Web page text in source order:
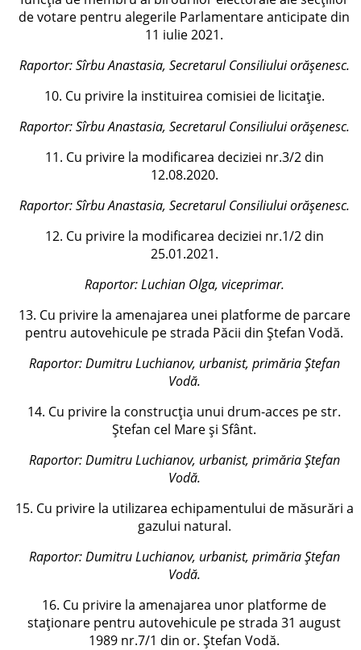
de votare pentru alegerile Parlamentare anticipate din
11 iulie 2021.
Raportor: Sîrbu Anastasia, Secretarul Consiliului orășenesc.
10. Cu privire la instituirea comisiei de licitație.
Raportor: Sîrbu Anastasia, Secretarul Consiliului orășenesc.
11. Cu privire la modificarea deciziei nr.3/2 din
12.08.2020.
Raportor: Sîrbu Anastasia, Secretarul Consiliului orășenesc.
12. Cu privire la modificarea deciziei nr.1/2 din
25.01.2021.
Raportor: Luchian Olga, viceprimar.
13. Cu privire la amenajarea unei platforme de parcare
pentru autovehicule pe strada Păcii din Ștefan Vodă.
Raportor:Dumitru Luchianov, urbanist, primăria Ștefan
Vodă.
14. Cu privire la construcția unui drum-acces pe str.
Ștefan cel Mare și Sfânt.
Raportor:Dumitru Luchianov, urbanist, primăria Ștefan
Vodă.
15. Cu privire la utilizarea echipamentului de măsurări a
gazului natural.
Raportor:Dumitru Luchianov, urbanist, primăria Ștefan
Vodă.
16. Cu privire la amenajarea unor platforme de
staționare pentru autovehicule pe strada 31 august
1989 nr.7/1 din or. Ștefan Vodă.